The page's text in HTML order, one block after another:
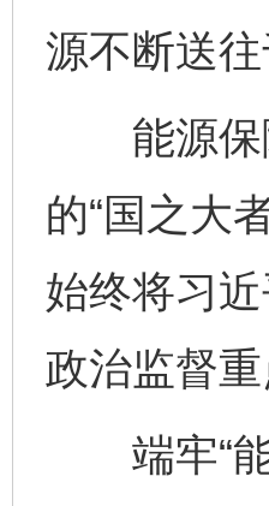
源不断送往
能源保障
的“国之大
始终将习
政治监督
端牢“能